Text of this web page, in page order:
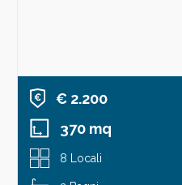
€ 2.200
370 mq
8 Locali